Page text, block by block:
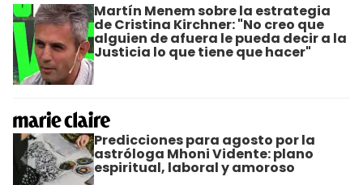
Martín Menem sobre la estrategia
de Cristina Kirchner: "No creo que
alguien de afuera le pueda decir a la
Justicia lo que tiene que hacer"
Predicciones para agosto por la
astróloga Mhoni Vidente: plano
espiritual, laboral y amoroso